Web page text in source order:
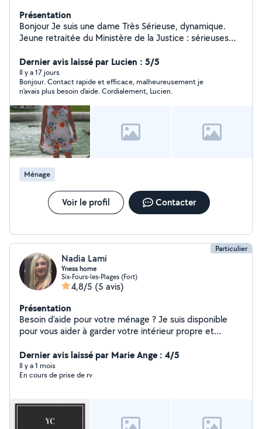
Présentation
Bonjour Je suis une dame Très Sérieuse, dynamique.
Jeune retraitée du Ministère de la Justice : sérieuses
dialogue. Je Recherche à Tenir Compagnie à des
Personnes Souffrant de la Solitude. Je Recherche à Aller
chercher 1 ou 2 Enfants à la sortie de l'école et les
garder à leur domicile. Je Recherche aussi à garder 1 ou
2 enfants le Mercredi Matin ou Après Midi Je Peux
Effectuer du Ménage 2H/Semaine ou plus . Quartiers :
Toulon : Centre, Est, Ouest. Je Réside à Toulon Ouest.
Je Possède un Véhicule
Dernier avis laissé par Lucien : 5/5
Il y a 17 jours
Bonjour. Contact rapide et efficace, malheureusement je
n'avais plus besoin d'aide. Cordialement, Lucien.
Ménage
Voir le profil Contacter
Particulier
Nadia Lami
Yness home
Six-Fours-les-Plages (Fort)
4,8/5 (5 avis)
Présentation
Besoin d'aide pour votre ménage ? Je suis disponible
pour vous aider à garder votre intérieur propre et
pour des ménages Airbnb
Dernier avis laissé par Marie Ange : 4/5
Il y a 1 mois
En cours de prise de rv